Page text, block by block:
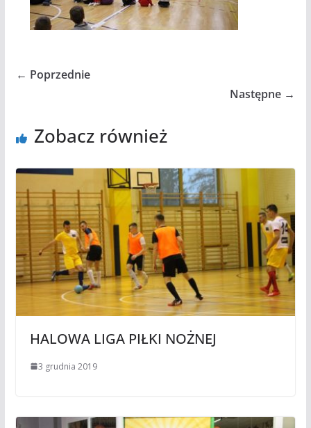
← Poprzednie
Następne →
Zobacz również
HALOWA LIGA PIŁKI NOŻNEJ
3 grudnia 2019